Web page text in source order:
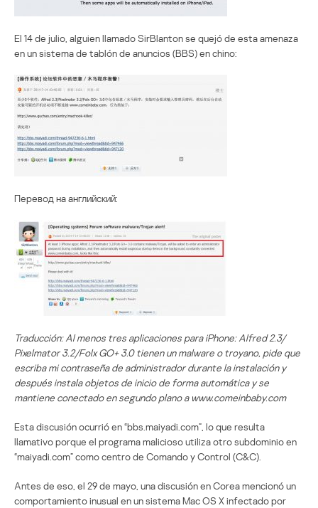
El 14 de julio, alguien llamado SirBlanton se quejó de esta amenaza
en un sistema de tablón de anuncios (BBS) en chino:
Перевод на английский:
Traducción: Al menos tres aplicaciones para iPhone: Alfred 2.3/
Pixelmator 3.2/Folx GO+ 3.0 tienen un malware o troyano, pide que
escriba mi contraseña de administrador durante la instalación y
después instala objetos de inicio de forma automática y se
mantiene conectado en segundo plano a www.comeinbaby.com
Esta discusión ocurrió en “bbs.maiyadi.com”, lo que resulta
llamativo porque el programa malicioso utiliza otro subdominio en
“maiyadi.com” como centro de Comando y Control (C&C).
Antes de eso, el 29 de mayo, una discusión en Corea mencionó un
comportamiento inusual en un sistema Mac OS X infectado por